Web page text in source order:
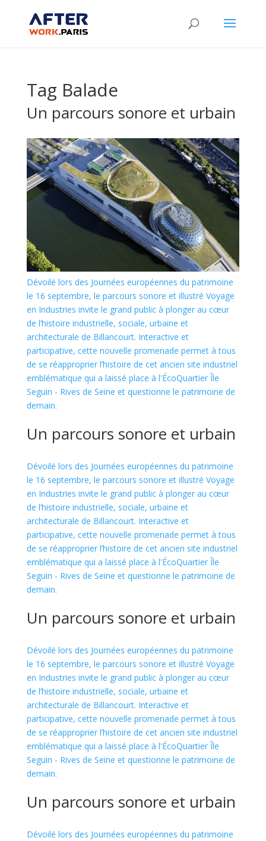
Tag Balade
Un parcours sonore et urbain
Dévoilé lors des Journées européennes du patrimoine
le 16 septembre, le parcours sonore et illustré Voyage
en Industries invite le grand public à plonger au cœur
de l’histoire industrielle, sociale, urbaine et
architecturale de Billancourt. Interactive et
participative, cette nouvelle promenade permet à tous
de se réapproprier l’histoire de cet ancien site industriel
emblématique qui a laissé place à l'ÉcoQuartier Île
Seguin - Rives de Seine et questionne le patrimoine de
demain.
Un parcours sonore et urbain
Dévoilé lors des Journées européennes du patrimoine
le 16 septembre, le parcours sonore et illustré Voyage
en Industries invite le grand public à plonger au cœur
de l’histoire industrielle, sociale, urbaine et
architecturale de Billancourt. Interactive et
participative, cette nouvelle promenade permet à tous
de se réapproprier l’histoire de cet ancien site industriel
emblématique qui a laissé place à l'ÉcoQuartier Île
Seguin - Rives de Seine et questionne le patrimoine de
demain.
Un parcours sonore et urbain
Dévoilé lors des Journées européennes du patrimoine
le 16 septembre, le parcours sonore et illustré Voyage
en Industries invite le grand public à plonger au cœur
de l’histoire industrielle, sociale, urbaine et
architecturale de Billancourt. Interactive et
participative, cette nouvelle promenade permet à tous
de se réapproprier l’histoire de cet ancien site industriel
emblématique qui a laissé place à l'ÉcoQuartier Île
Seguin - Rives de Seine et questionne le patrimoine de
demain.
Un parcours sonore et urbain
Dévoilé lors des Journées européennes du patrimoine